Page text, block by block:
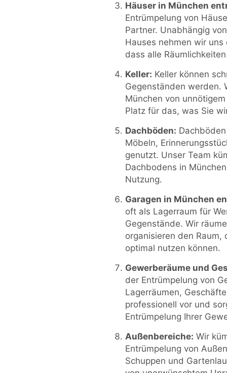
Häuser in München
Entrümpelung von
Partner. Unabhängig
Hauses nehmen wir
dass alle
Keller: Keller können
Gegenständen werden.
München von
Platz für das, was Sie
Dachböden:
Möbeln,
genutzt. Unser Team
Dachbodens in
Nutzung.
Garagen in München
oft als Lagerraum für
Gegenstände. Wir
organisieren den Raum,
optimal nutzen können.
Gewerberäume und
der Entrümpelung von
Lagerräumen,
professionell vor und
Entrümpelung Ihrer
Außenbereiche: Wir
Entrümpelung von
Schuppen und